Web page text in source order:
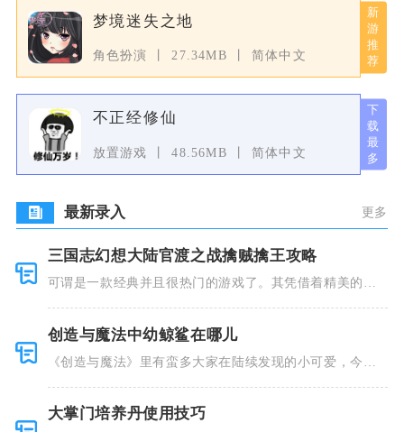
梦境迷失之地
角色扮演 27.34MB 简体中文
不正经修仙
放置游戏 48.56MB 简体中文
最新录入 更多
三国志幻想大陆官渡之战擒贼擒王攻略
可谓是一款经典并且很热门的游戏了。其凭借着精美的画
创造与魔法中幼鲸鲨在哪儿
《创造与魔法》里有蛮多大家在陆续发现的小可爱，今天
大掌门培养丹使用技巧